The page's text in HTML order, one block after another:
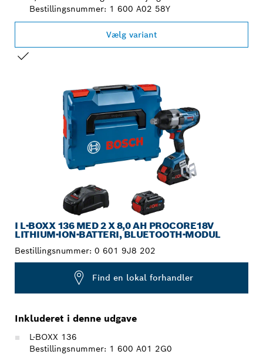
Bestillingsnummer: 1 600 A02 58Y
Vælg variant
I L-BOXX 136 MED 2 X 8,0 AH PROCORE18V
LITHIUM-ION-BATTERI, BLUETOOTH-MODUL
Bestillingsnummer: 0 601 9J8 202
Find en lokal forhandler
Inkluderet i denne udgave
L-BOXX 136
Bestillingsnummer: 1 600 A01 2G0